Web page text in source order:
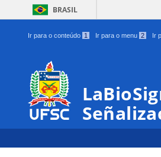
BRASIL
Ir para o conteúdo 1 Ir para o menu 2 Ir